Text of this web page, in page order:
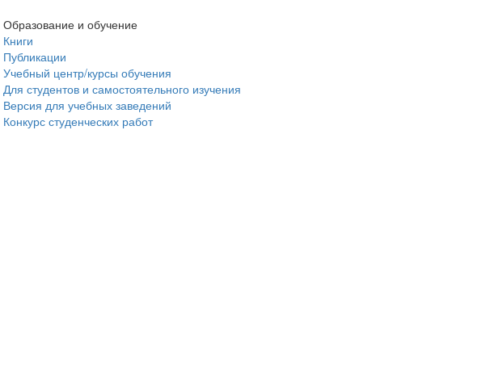
Образование и обучение
Книги
Публикации
Учебный центр/курсы обучения
Для студентов и самостоятельного изучения
Версия для учебных заведений
Конкурс студенческих работ